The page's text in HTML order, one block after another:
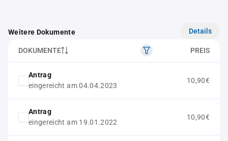
Weitere Dokumente Details
DOKUMENTE PREIS
Antrag
eingereicht am 04.04.2023
10,90€
Antrag
eingereicht am 19.01.2022
10,90€